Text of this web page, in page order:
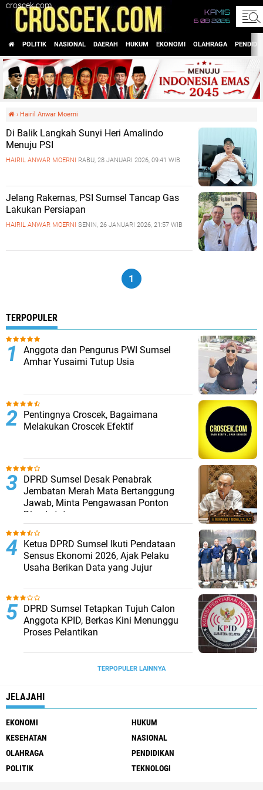
croscek.com
KAMIS
6 08 2026
POLITIK NASIONAL DAERAH HUKUM EKONOMI OLAHRAGA
› Hairil Anwar Moerni
Di Balik Langkah Sunyi Heri Amalindo
Menuju PSI
HAIRIL ANWAR MOERNI RABU, 28 JANUARI 2026, 09:41 WIB
Jelang Rakernas, PSI Sumsel Tancap Gas
Lakukan Persiapan
HAIRIL ANWAR MOERNI SENIN, 26 JANUARI 2026, 21:57 WIB
1
TERPOPULER
Anggota dan Pengurus PWI Sumsel
Amhar Yusaimi Tutup Usia
Pentingnya Croscek, Bagaimana
Melakukan Croscek Efektif
DPRD Sumsel Desak Penabrak
Jembatan Merah Mata Bertanggung
Jawab, Minta Pengawasan Ponton
Diperketat
Ketua DPRD Sumsel Ikuti Pendataan
Sensus Ekonomi 2026, Ajak Pelaku
Usaha Berikan Data yang Jujur
DPRD Sumsel Tetapkan Tujuh Calon
Anggota KPID, Berkas Kini Menunggu
Proses Pelantikan
TERPOPULER LAINNYA
JELAJAHI
EKONOMI
HUKUM
KESEHATAN
NASIONAL
OLAHRAGA
PENDIDIKAN
POLITIK
TEKNOLOGI